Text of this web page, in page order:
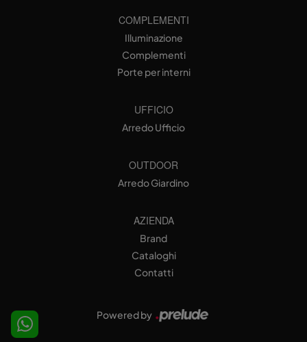
COMPLEMENTI
Illuminazione
Complementi
Porte per interni
UFFICIO
Arredo Ufficio
OUTDOOR
Arredo Giardino
AZIENDA
Brand
Cataloghi
Contatti
Powered by